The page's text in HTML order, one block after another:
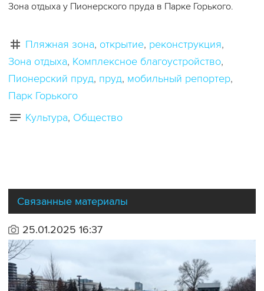
Зона отдыха у Пионерского пруда в Парке Горького.
Пляжная зона открытие реконструкция
Зона отдыха Комплексное благоустройство
Пионерский пруд пруд мобильный репортер
Парк Горького
Культура Общество
Связанные материалы
25.01.2025 16:37